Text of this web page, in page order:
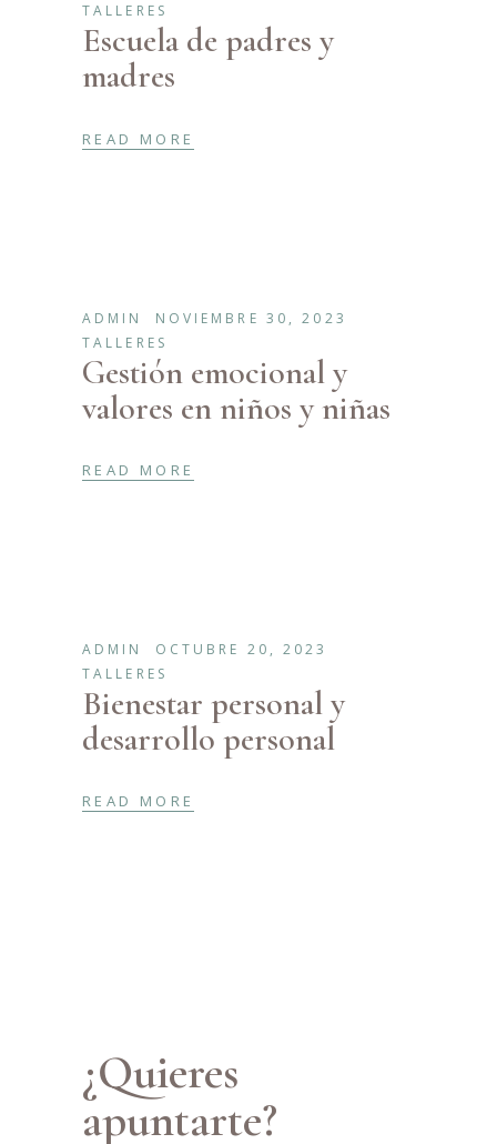
TALLERES
Escuela de padres y
madres
READ MORE
ADMIN
NOVIEMBRE 30, 2023
TALLERES
Gestión emocional y
valores en niños y niñas
READ MORE
ADMIN
OCTUBRE 20, 2023
TALLERES
Bienestar personal y
desarrollo personal
READ MORE
¿Quieres
apuntarte?